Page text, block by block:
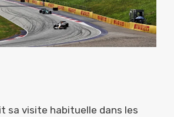
sa visite habituelle dans les